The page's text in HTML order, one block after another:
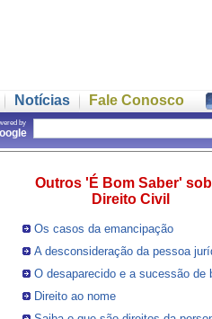
Notícias Fale Conosco
by
Outros 'É Bom Saber'
Direito Civil
Os casos da emancipação
A desconsideração da pessoa
O desaparecido e a sucessão de
Direito ao nome